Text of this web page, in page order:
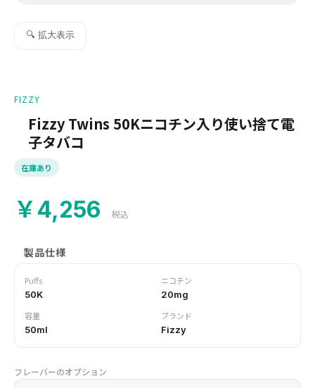
🔍 拡大表示
FIZZY
Fizzy Twins 50Kニコチン入り使い捨て電
子タバコ
在庫あり
￥4,256 税込
製品仕様
Puffs
50K
ニコチン
20mg
容量
50ml
ブランド
Fizzy
フレーバーのオプション